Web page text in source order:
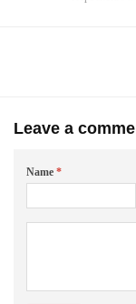
Leave a
Name *